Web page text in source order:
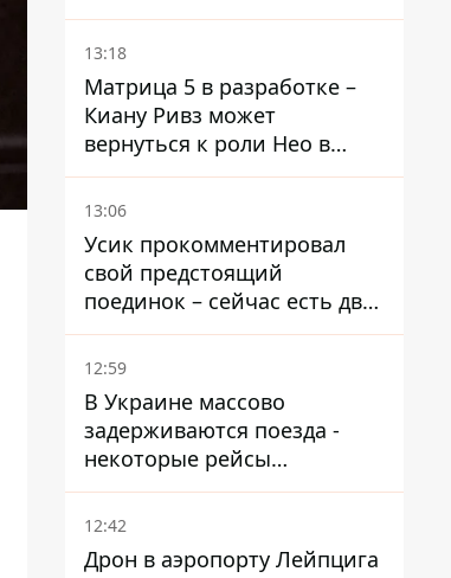
троллейбус
13:18
Матрица 5 в разработке –
Киану Ривз может
вернуться к роли Нео в
пятой части
13:06
Усик прокомментировал
свой предстоящий
поединок – сейчас есть два
варианта
12:59
В Украине массово
задерживаются поезда -
некоторые рейсы
опаздывают более чем на
12 часов
12:42
Дрон в аэропорту Лейпцига